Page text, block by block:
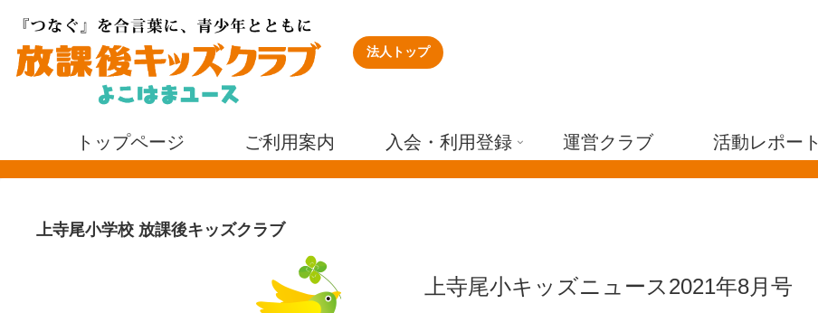
法人トップ
トップページ ご利用案内 入会・利用登録 運営クラブ 活動レポート
上寺尾小学校 放課後キッズクラブ
上寺尾小キッズニュース2021年8月号